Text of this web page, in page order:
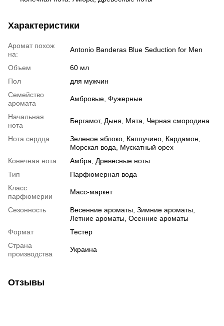
Характеристики
Аромат похож
на:
Antonio Banderas Blue Seduction for Men
Объем
60 мл
Пол
для мужчин
Семейство
аромата
Амбровые, Фужерные
Начальная
нота
Бергамот, Дыня, Мята, Черная смородина
Нота сердца
Зеленое яблоко, Каппучино, Кардамон,
Морская вода, Мускатный орех
Конечная нота
Амбра, Древесные ноты
Тип
Парфюмерная вода
Класс
парфюмерии
Масс-маркет
Сезонность
Весенние ароматы, Зимние ароматы,
Летние ароматы, Осенние ароматы
Формат
Тестер
Страна
производства
Украина
Отзывы